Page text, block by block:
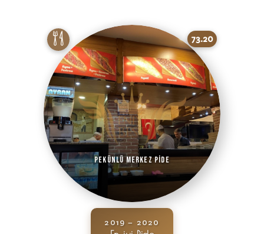
73.20
Pekünlü Merkez Pide
2019 – 2020